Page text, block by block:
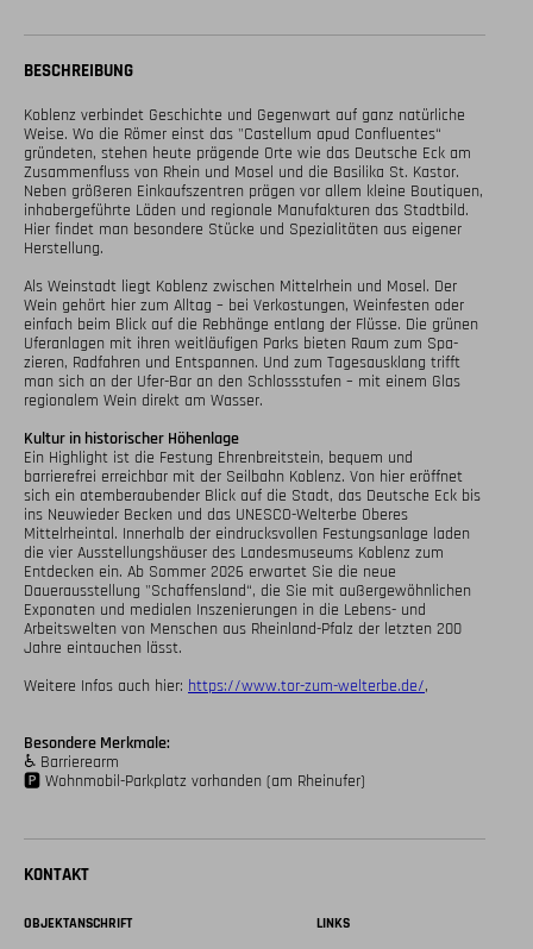
BESCHREIBUNG
Koblenz verbindet Geschichte und Gegenwart auf ganz natürliche
Weise. Wo die Römer einst das "Castellum apud Confluentes“
gründeten, stehen heute prägende Orte wie das Deutsche Eck am
Zusammenfluss von Rhein und Mosel und die Basilika St. Kastor.
Neben größeren Einkaufszentren prägen vor allem kleine Boutiquen,
inhabergeführte Läden und regionale Manufakturen das Stadtbild.
Hier findet man besondere Stücke und Spezialitä­ten aus eigener
Herstellung.
Als Weinstadt liegt Koblenz zwischen Mittelrhein und Mosel. Der
Wein gehört hier zum Alltag – bei Verkostungen, Weinfesten oder
einfach beim Blick auf die Rebhänge entlang der Flüsse. Die grünen
Uferanlagen mit ihren weitläufigen Parks bieten Raum zum Spa­
zieren, Radfahren und Entspannen. Und zum Tagesausklang trifft
man sich an der Ufer-Bar an den Schlossstufen – mit einem Glas
regionalem Wein direkt am Wasser.
Kultur in historischer Höhenlage
Ein Highlight ist die Festung Ehrenbreitstein, bequem und
barrierefrei erreichbar mit der Seilbahn Koblenz. Von hier eröffnet
sich ein atemberaubender Blick auf die Stadt, das Deutsche Eck bis
ins Neuwieder Becken und das UNESCO-Welterbe Oberes
Mittelrheintal. Innerhalb der eindrucksvollen Festungsanlage laden
die vier Ausstellungshäuser des Landesmuseums Koblenz zum
Entdecken ein. Ab Sommer 2026 erwartet Sie die neue
Dauerausstellung "Schaffensland“, die Sie mit außergewöhnlichen
Exponaten und media­len Inszenierungen in die Lebens- und
Arbeitswelten von Menschen aus Rheinland-Pfalz der letzten 200
Jahre eintauchen lässt.
Weitere Infos auch hier: https://www.tor-zum-welterbe.de/,
Besondere Merkmale:
♿️ Barrierearm
🅿️ Wohnmobil-Parkplatz vorhanden (am Rheinufer)
KONTAKT
OBJEKTANSCHRIFT LINKS